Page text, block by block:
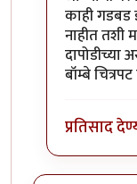
काही गडबड
नाहीत तशी
दापोडीच्या
बॉम्बे
प्रतिसाद